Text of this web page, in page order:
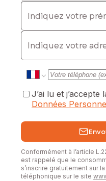
Indiquez votre prénom
E-mail
J’ai lu et j’accepte
Données
Conformément à l’article
est rappelé que le
s’inscrire gratuitement sur
téléphonique sur le site